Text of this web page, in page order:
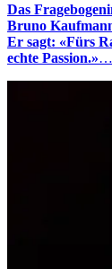
Das
Bruno
Er sagt: «Fürs
echte Passion.»…